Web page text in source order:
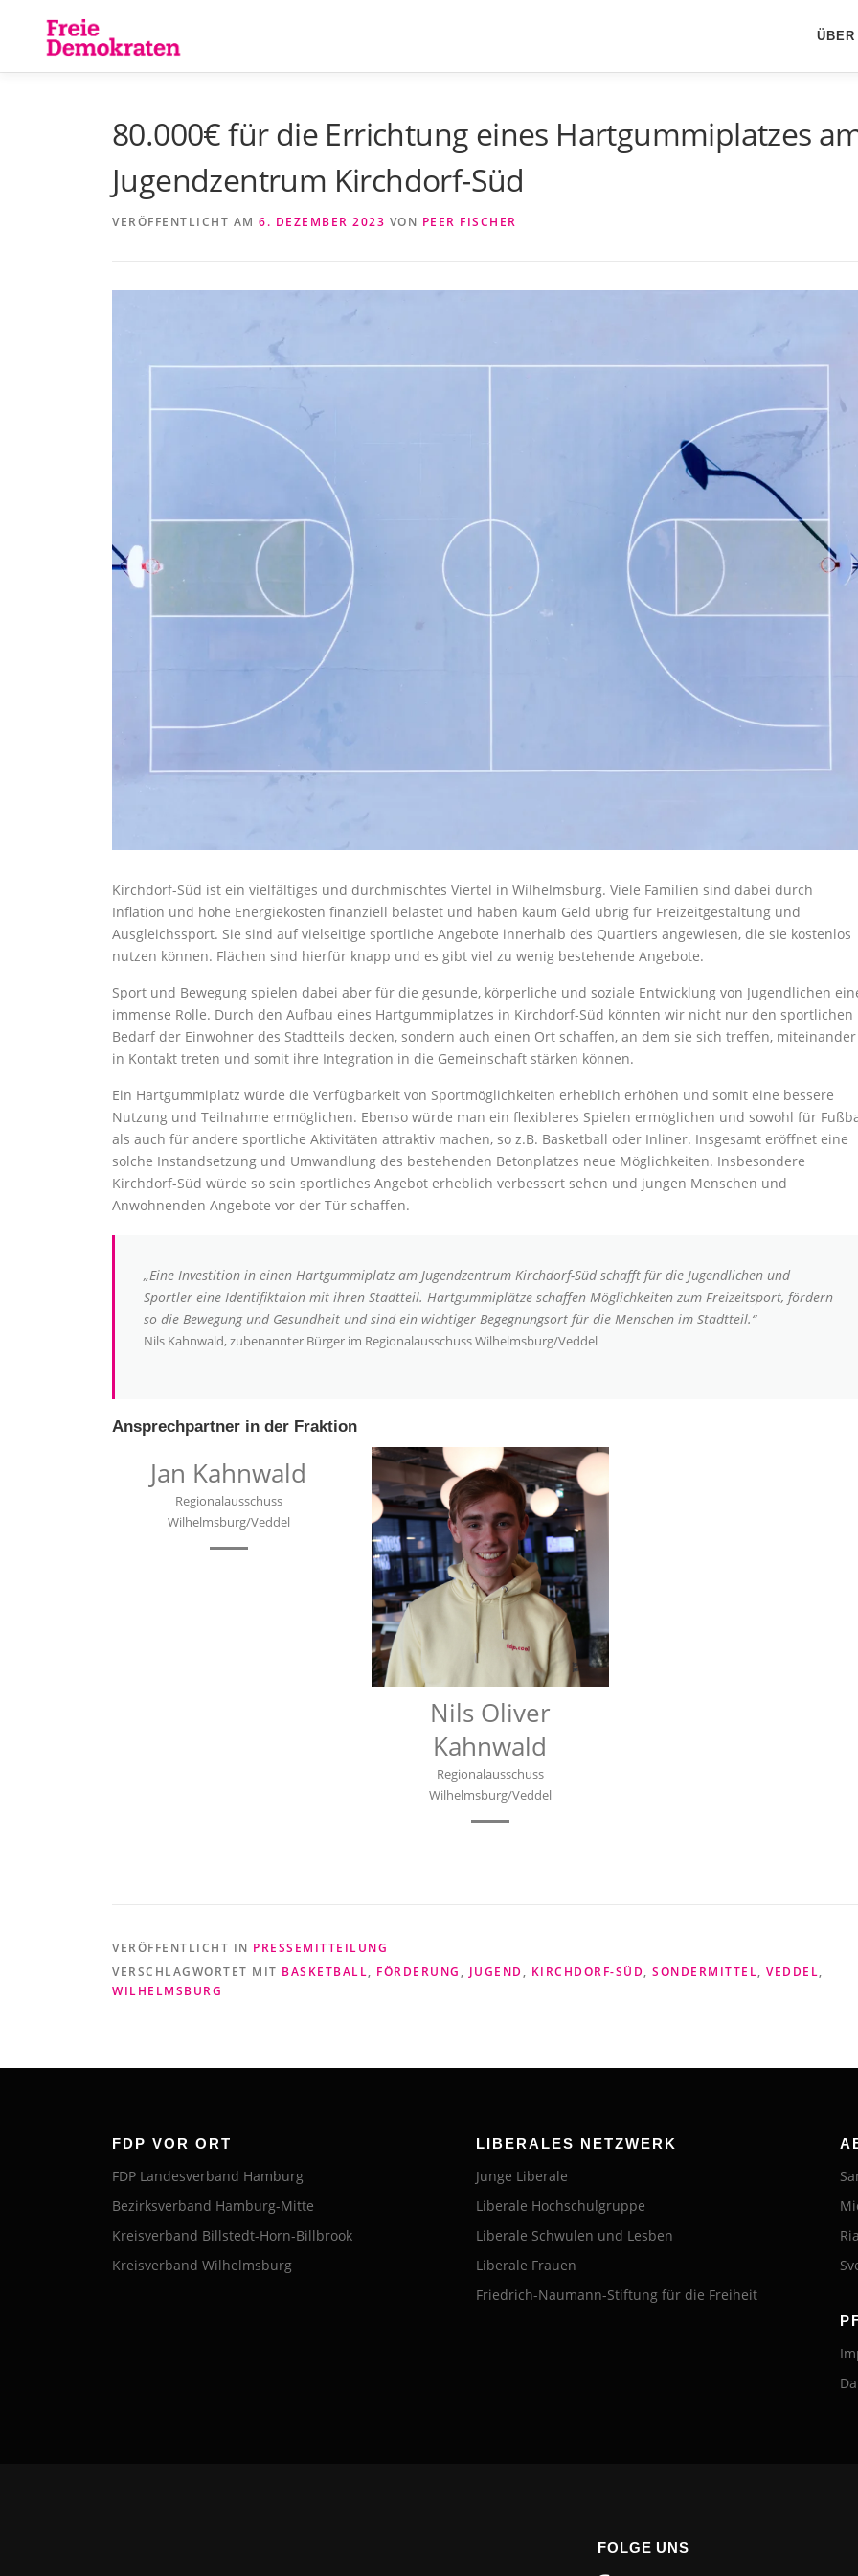
springen
80.000€ für die Errichtung eines Hartgummiplatzes
Jugendzentrum Kirchdorf-Süd
VERÖFFENTLICHT AM 6. DEZEMBER 2023 VON PEER FISCHER
Kirchdorf-Süd ist ein vielfältiges und durchmischtes Viertel in Wilhelmsburg. Viele Familien sind dabei durch
Inflation und hohe Energiekosten finanziell belastet und haben kaum Geld übrig für Freizeitgestaltung und
Ausgleichssport. Sie sind auf vielseitige sportliche Angebote innerhalb des Quartiers angewiesen, die sie kostenlos
nutzen können. Flächen sind hierfür knapp und es gibt viel zu wenig bestehende Angebote.
Sport und Bewegung spielen dabei aber für die gesunde, körperliche und soziale Entwicklung von Jugendlichen
immense Rolle. Durch den Aufbau eines Hartgummiplatzes in Kirchdorf-Süd könnten wir nicht nur den sportlichen
Bedarf der Einwohner des Stadtteils decken, sondern auch einen Ort schaffen, an dem sie sich treffen, miteinander
in Kontakt treten und somit ihre Integration in die Gemeinschaft stärken können.
Ein Hartgummiplatz würde die Verfügbarkeit von Sportmöglichkeiten erheblich erhöhen und somit eine bessere
Nutzung und Teilnahme ermöglichen. Ebenso würde man ein flexibleres Spielen ermöglichen und sowohl für
als auch für andere sportliche Aktivitäten attraktiv machen, so z.B. Basketball oder Inliner. Insgesamt eröffnet eine
solche Instandsetzung und Umwandlung des bestehenden Betonplatzes neue Möglichkeiten. Insbesondere
Kirchdorf-Süd würde so sein sportliches Angebot erheblich verbessert sehen und jungen Menschen und
Anwohnenden Angebote vor der Tür schaffen.
„Eine Investition in einen Hartgummiplatz am Jugendzentrum Kirchdorf-Süd schafft für die Jugendlichen und
Sportler eine Identifiktaion mit ihren Stadtteil. Hartgummiplätze schaffen Möglichkeiten zum Freizeitsport, fördern
so die Bewegung und Gesundheit und sind ein wichtiger Begegnungsort für die Menschen im Stadtteil.“
Nils Kahnwald, zubenannter Bürger im Regionalausschuss Wilhelmsburg/Veddel
Ansprechpartner in der Fraktion
Jan Kahnwald
Regionalausschuss
Wilhelmsburg/Veddel
Nils Oliver
Kahnwald
Regionalausschuss
Wilhelmsburg/Veddel
VERÖFFENTLICHT IN PRESSEMITTEILUNG
VERSCHLAGWORTET MIT BASKETBALL, FÖRDERUNG , JUGEND , KIRCHDORF-SÜD, SONDERMITTEL, VEDDEL,
WILHELMSBURG
FDP VOR ORT
FDP Landesverband Hamburg
Bezirksverband Hamburg-Mitte
Kreisverband Billstedt-Horn-Billbrook
Kreisverband Wilhelmsburg
LIBERALES NETZWERK
Junge Liberale
Liberale Hochschulgruppe
Liberale Schwulen und Lesben
Liberale Frauen
Friedrich-Naumann-Stiftung für die Freiheit
FOLGE UNS